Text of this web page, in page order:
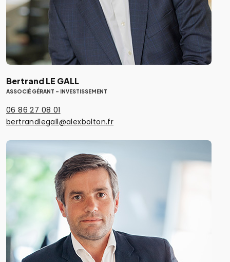
Bertrand LE GALL
ASSOCIÉ GÉRANT - INVESTISSEMENT
06 86 27 08 01
bertrandlegall@alexbolton.fr